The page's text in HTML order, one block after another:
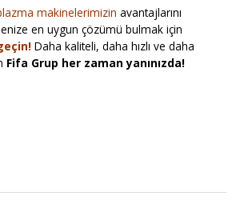
makinelerimizin avantajlarını
en uygun çözümü bulmak için
Daha kaliteli, daha hızlı ve daha
Fifa Grup her zaman yanınızda!